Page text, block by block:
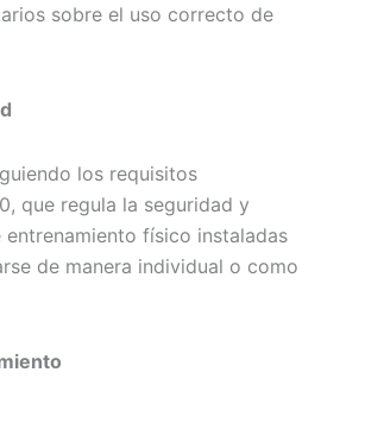
sobre el uso correcto de
los requisitos
que regula la seguridad y
físico instaladas
de manera individual o como